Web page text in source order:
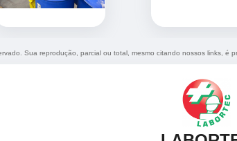
Sua reprodução, parcial ou total, mesmo citando nossos links,